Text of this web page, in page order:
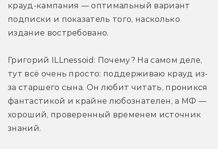
крауд-кампания — оптимальный вариант
подписки и показатель того, насколько
издание востребовано.
Григорий ILLnessoid: Почему? На самом деле,
тут всё очень просто: поддерживаю крауд из-
за старшего сына. Он любит читать, проникся
фантастикой и крайне любознателен, а МФ —
хороший, проверенный временем источник
знаний.